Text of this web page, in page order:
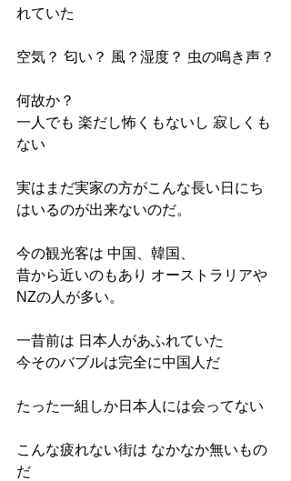
れていた
空気？ 匂い？ 風？湿度？ 虫の鳴き声？
何故か？
一人でも 楽だし怖くもないし 寂しくも
ない
実はまだ実家の方がこんな長い日にち
はいるのが出来ないのだ。
今の観光客は 中国、韓国、
昔から近いのもあり オーストラリアや
NZの人が多い。
一昔前は 日本人があふれていた
今そのバブルは完全に中国人だ
たった一組しか日本人には会ってない
こんな疲れない街は なかなか無いもの
だ